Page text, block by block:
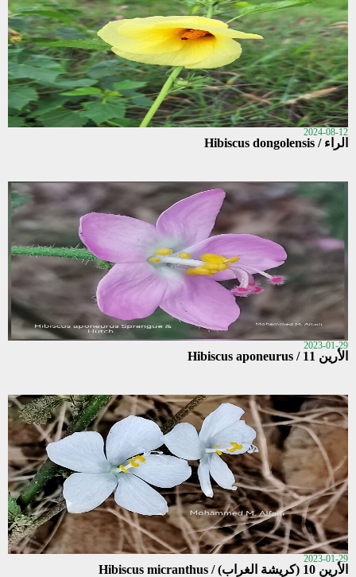
2024-08-12
الراء / Hibiscus dongolensis
2023-01-29
الأرين 11 / Hibiscus aponeurus
2023-01-29
الأرين 10 (كريشة الغراب) / Hibiscus micranthus